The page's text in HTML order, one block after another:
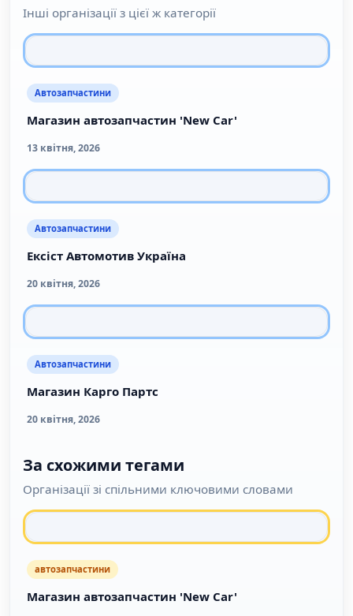
Інші організації з цієї ж категорії
Автозапчастини
Магазин автозапчастин 'New Car'
13 квітня, 2026
Автозапчастини
Ексіст Автомотив Україна
20 квітня, 2026
Автозапчастини
Магазин Карго Партс
20 квітня, 2026
За схожими тегами
Організації зі спільними ключовими словами
автозапчастини
Магазин автозапчастин 'New Car'